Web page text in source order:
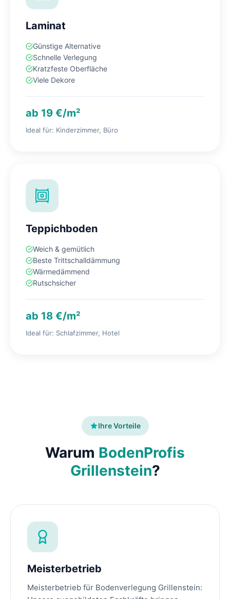
Laminat
Günstige Alternative
Schnelle Verlegung
Kratzfeste Oberfläche
Viele Dekore
ab 19 €/m²
Ideal für: Kinderzimmer, Büro
Teppichboden
Weich & gemütlich
Beste Trittschalldämmung
Wärmedämmend
Rutschsicher
ab 18 €/m²
Ideal für: Schlafzimmer, Hotel
Ihre Vorteile
Warum BodenProfis
Grillenstein?
Meisterbetrieb
Meisterbetrieb für Bodenverlegung Grillenstein: